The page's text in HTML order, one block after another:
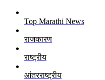
Top Marathi News
राजकारण
राष्ट्रीय
आंतरराष्ट्रीय